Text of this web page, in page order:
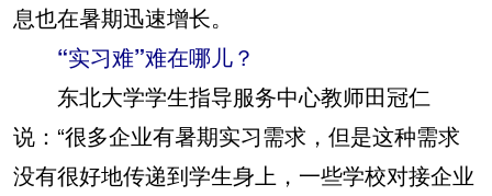
息也在暑期迅速增长。
“实习难”难在哪儿？
东北大学学生指导服务中心教师田冠仁
说：“很多企业有暑期实习需求，但是这种需求
没有很好地传递到学生身上，一些学校对接企业